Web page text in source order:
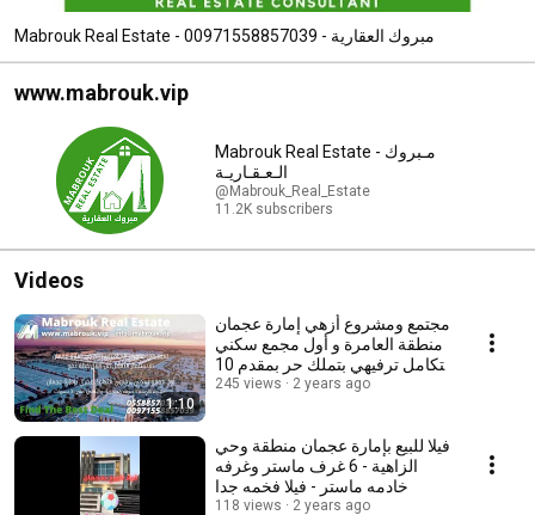
Mabrouk Real Estate - مبروك العقارية - 00971558857039
www.mabrouk.vip
Mabrouk Real Estate - مـبروك
الـعـقـاريـة
@Mabrouk_Real_Estate
11.2K subscribers
Videos
1:10
مجتمع ومشروع أزهي إمارة عجمان
منطقة العامرة و أول مجمع سكني
متكامل ترفيهي بتملك حر بمقدم 10
بالمائة
245 views 2 years ago
فيلا للبيع بإمارة عجمان منطقة وحي
الزاهية - 6 غرف ماستر وغرفه
خادمه ماستر - فيلا فخمه جدا
118 views 2 years ago